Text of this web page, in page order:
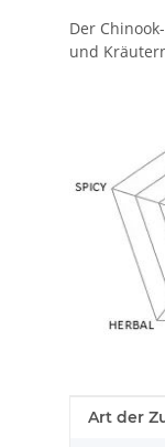
Der
und
Wert
Art der